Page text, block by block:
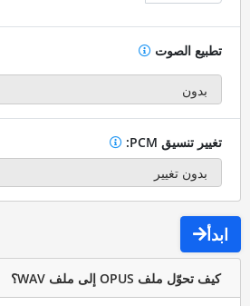
تطبيع الصوت
تغيير تنسيق PCM:
ابدأ
كيف تحوّل ملف OPUS إلى ملف WAV؟